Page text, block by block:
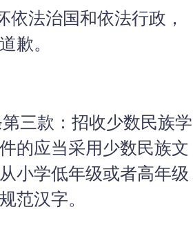
法治国和依法行政，
歉。
三款：招收少数民族学
的应当采用少数民族文
小学低年级或者高年级
范汉字。